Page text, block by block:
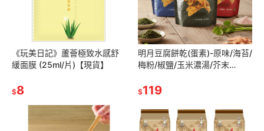
《玩美日記》蘆薈極致水感舒
緩面膜 (25ml/片)【現貨】
$8
明月豆腐餅乾(蛋素)-原味/海苔/
梅粉/椒鹽/玉米濃湯/芥末
$119